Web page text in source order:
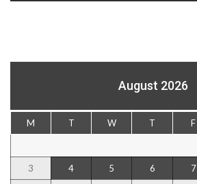
August 2026
M T W T F
3 4 5 6 7